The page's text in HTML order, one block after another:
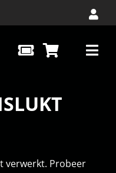
verwerkt. Probeer